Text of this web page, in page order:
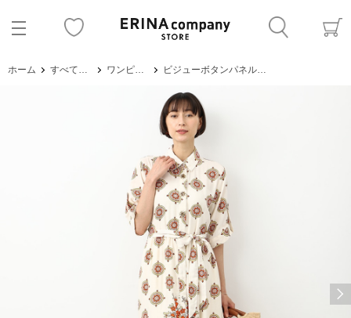
ホーム すべてのアイテム ワンピース・サロペット ビジューボタンパネルワンピース